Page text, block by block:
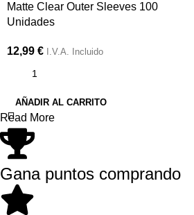
Matte Clear Outer Sleeves 100
Unidades
12,99 € I.V.A. Incluido
AÑADIR AL CARRITO
Read More
Gana puntos comprando